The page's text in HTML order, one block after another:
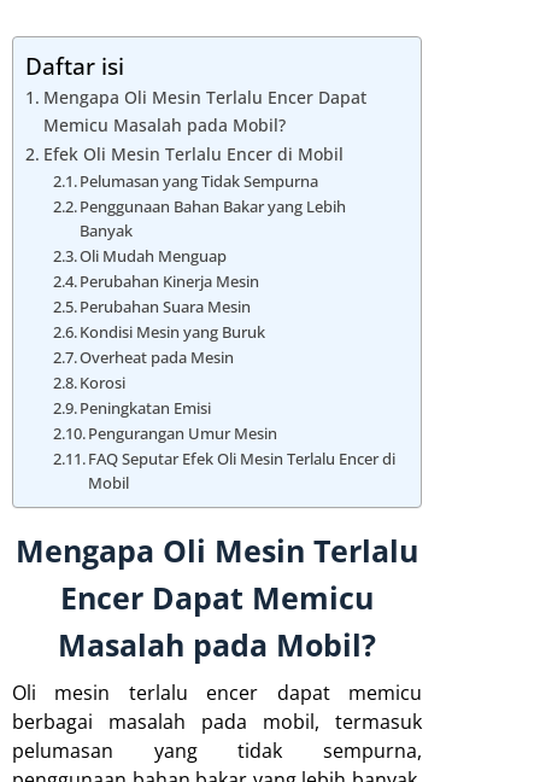
Daftar isi
Mengapa Oli Mesin Terlalu Encer Dapat
Memicu Masalah pada Mobil?
Efek Oli Mesin Terlalu Encer di Mobil
Pelumasan yang Tidak Sempurna
Penggunaan Bahan Bakar yang Lebih
Banyak
Oli Mudah Menguap
Perubahan Kinerja Mesin
Perubahan Suara Mesin
Kondisi Mesin yang Buruk
Overheat pada Mesin
Korosi
Peningkatan Emisi
Pengurangan Umur Mesin
FAQ Seputar Efek Oli Mesin Terlalu Encer di
Mobil
Mengapa Oli Mesin Terlalu
Encer Dapat Memicu
Masalah pada Mobil?
Oli mesin terlalu encer dapat memicu
berbagai masalah pada mobil, termasuk
pelumasan yang tidak sempurna,